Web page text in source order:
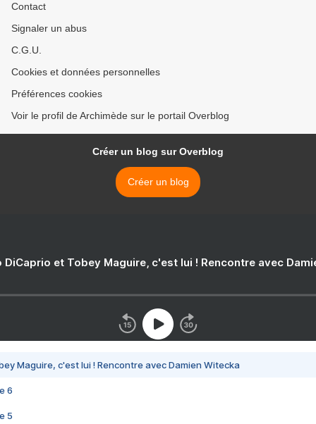
Contact
Signaler un abus
C.G.U.
Cookies et données personnelles
Préférences cookies
Voir le profil de Archimède sur le portail Overblog
Créer un blog sur Overblog
Créer un blog
DiCaprio et Tobey Maguire, c'est lui ! Rencontre avec
Maguire, c'est lui ! Rencontre avec Damien Witecka
6
5